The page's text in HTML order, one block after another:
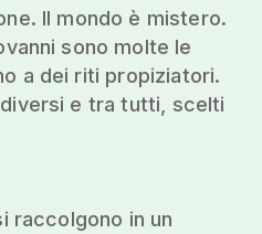
Il mondo è mistero.
sono molte le
a dei riti propiziatori.
e tra tutti, scelti
raccolgono in un